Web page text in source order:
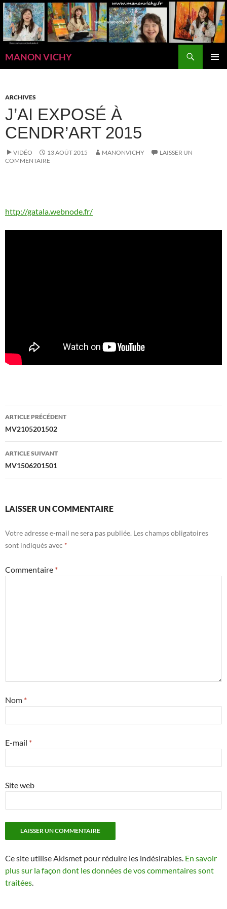
Aller
au
contenu
MANON VICHY
ARCHIVES
J’AI EXPOSÉ À
CENDR’ART 2015
VIDÉO 13 AOÛT 2015 MANONVICHY
LAISSER UN
COMMENTAIRE
http://gatala.webnode.fr/
Navigation
des
articles
ARTICLE PRÉCÉDENT
MV2105201502
ARTICLE SUIVANT
MV1506201501
LAISSER UN COMMENTAIRE
Votre adresse e-mail ne sera pas publiée. Les champs obligatoires
sont indiqués avec *
Commentaire *
Nom *
E-mail *
Site web
Ce site utilise Akismet pour réduire les indésirables. En savoir
plus sur la façon dont les données de vos commentaires sont
traitées.